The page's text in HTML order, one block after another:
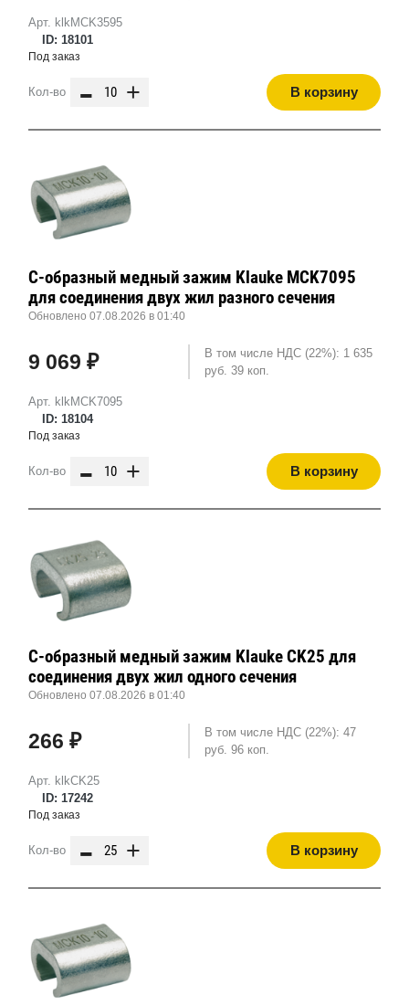
Арт. klkMCK3595
ID: 18101
Под заказ
Кол-во - + В корзину
Арт. klkMCK7095
ID: 18104
С-образный медный зажим Klauke MCK7095
для соединения двух жил разного сечения
Обновлено 07.08.2026 в 01:40
9 069 ₽
В том числе НДС (22%): 1 635
руб. 39 коп.
Под заказ
Кол-во - + В корзину
Арт. klkCK25
ID: 17242
С-образный медный зажим Klauke CK25 для
соединения двух жил одного сечения
Обновлено 07.08.2026 в 01:40
266 ₽
В том числе НДС (22%): 47
руб. 96 коп.
Под заказ
Кол-во - + В корзину